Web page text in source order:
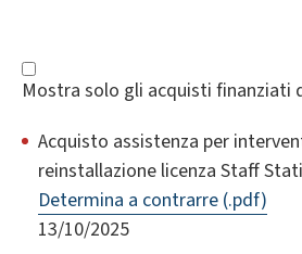
Mostra solo gli acquisti finanziati
Acquisto assistenza per
reinstallazione licenza Staff
Determina a contrarre (.pdf)
13/10/2025